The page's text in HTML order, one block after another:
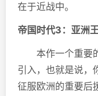
在于近战中。
帝国时代3：亚洲
本作一个重要的
引入，也就是说，
征服欧洲的重要后